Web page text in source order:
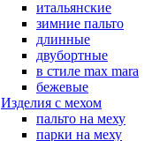
итальянские
зимние пальто
длинные
двубортные
в стиле max mara
бежевые
Изделия с мехом
пальто на меху
парки на меху